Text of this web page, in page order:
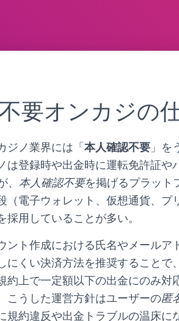
要オンカジの
ジノ業界には「 本人確認不要 」を
は登録時や出金時に運転免許証や
、 本人確認不要を掲げるプラット
（電子ウォレット、仮想通貨、プ
採用していることが多い。
ント作成における氏名やメールア
にくい決済方法を推奨することで
約上で一定額以下の出金にのみ対
こうした運営方針はユーザーの匿
規約違反や出金トラブルの温床に